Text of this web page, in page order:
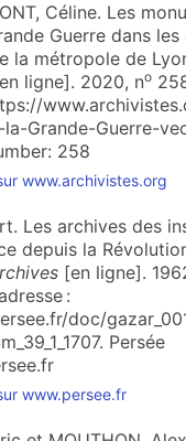
Céline. Les
Guerre dans les
la métro­pole de
ligne]. 2020, no
Grande-Guerre-
258
www.archivistes.org
Les archives des
depuis la
[en ligne].
:
doc/
Persée
www.persee.fr